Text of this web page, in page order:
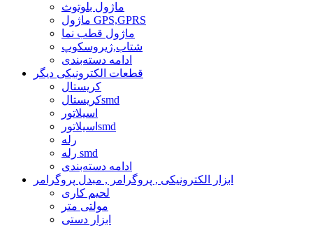
ماژول بلوتوث
ماژول GPS,GPRS
ماژول قطب نما
شتاب,ژیروسکوپ
ادامه دسته‌بندی
قطعات الکترونیکی دیگر
کریستال
کریستالsmd
اسیلاتور
اسیلاتورsmd
رله
رله smd
ادامه دسته‌بندی
ابزار الکترونیکی , پروگرامر , مبدل پروگرامر
لحیم کاری
مولتی متر
ابزار دستی